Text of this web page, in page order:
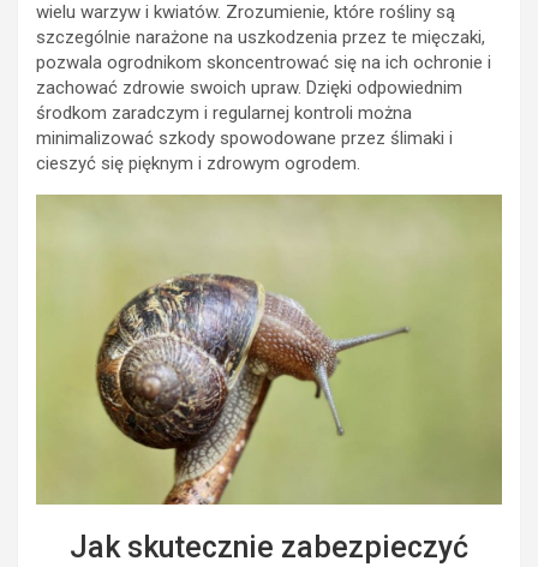
wielu warzyw i kwiatów. Zrozumienie, które rośliny są
szczególnie narażone na uszkodzenia przez te mięczaki,
pozwala ogrodnikom skoncentrować się na ich ochronie i
zachować zdrowie swoich upraw. Dzięki odpowiednim
środkom zaradczym i regularnej kontroli można
minimalizować szkody spowodowane przez ślimaki i
cieszyć się pięknym i zdrowym ogrodem.
Jak skutecznie zabezpieczyć